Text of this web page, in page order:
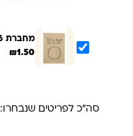
מחברת 16 דף בודד חשבון
₪1.50
סה"כ לפריטים שנבחרו: